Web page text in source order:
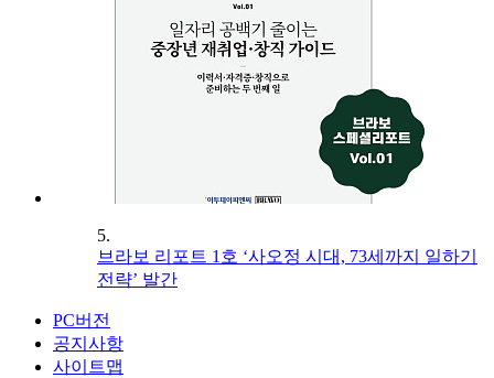
5.
브라보 리포트 1호 ‘사오정 시대, 73세까지 일하기
전략’ 발간
PC버전
공지사항
사이트맵